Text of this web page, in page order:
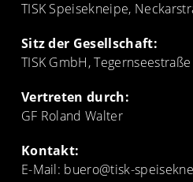
TISK Speisekneipe,
Sitz der Gesellschaft:
TISK GmbH,
Vertreten durch:
GF Roland Walter
Kontakt:
E-Mail: buero@tisk-